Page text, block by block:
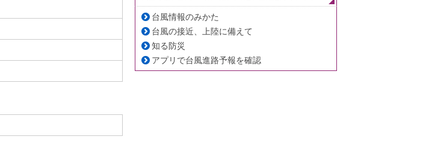
台風情報のみかた
台風の接近、上陸に備えて
知る防災
アプリで台風進路予報を確認